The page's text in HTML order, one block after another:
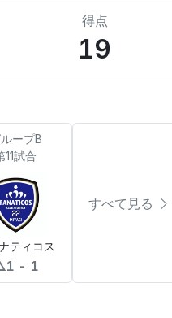
得点
19
ープB
11試合
ティコス
1 - 1
すべて見る